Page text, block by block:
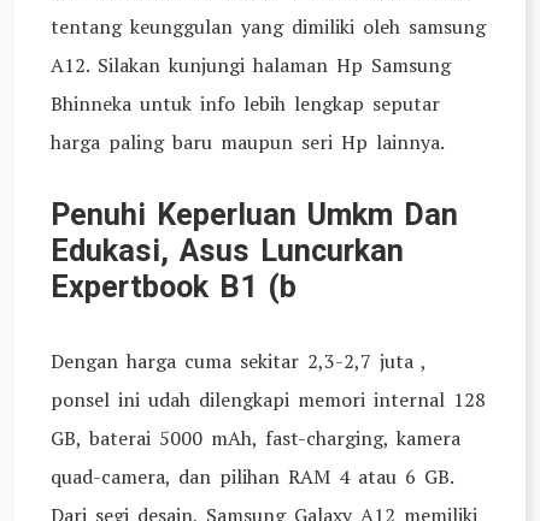
tentang keunggulan yang dimiliki oleh samsung
A12. Silakan kunjungi halaman Hp Samsung
Bhinneka untuk info lebih lengkap seputar
harga paling baru maupun seri Hp lainnya.
Penuhi Keperluan Umkm Dan
Edukasi, Asus Luncurkan
Expertbook B1 (b
Dengan harga cuma sekitar 2,3-2,7 juta ,
ponsel ini udah dilengkapi memori internal 128
GB, baterai 5000 mAh, fast-charging, kamera
quad-camera, dan pilihan RAM 4 atau 6 GB.
Dari segi desain, Samsung Galaxy A12 memiliki